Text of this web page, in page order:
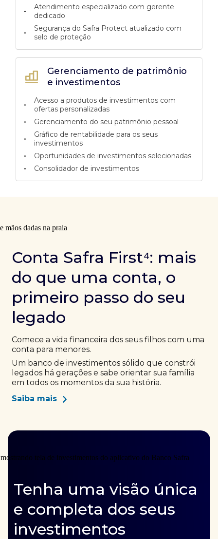
Gerenciamento de patrimônio
e investimentos
•
Acesso a produtos de investimentos com
ofertas personalizadas
• Gerenciamento do seu patrimônio pessoal
•
Gráfico de rentabilidade para os seus
investimentos
• Oportunidades de investimentos selecionadas
• Consolidador de investimentos
•
Atendimento especializado com gerente
dedicado
•
Segurança do Safra Protect atualizado com
selo de proteção
Conta Safra First⁴: mais
do que uma conta, o
primeiro passo do seu
legado
Comece a vida financeira dos seus filhos com uma
conta para menores.
Um banco de investimentos sólido que constrói
legados há gerações e sabe orientar sua família
em todos os momentos da sua história.
Saiba mais
Tenha uma visão única
e completa dos seus
investimentos